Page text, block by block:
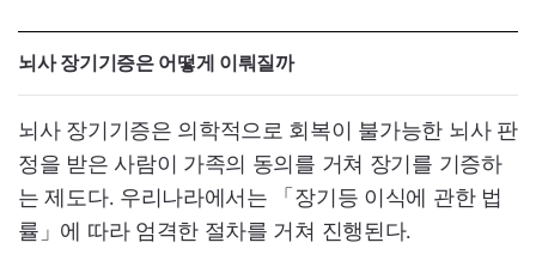
뇌사 장기기증은 어떻게 이뤄질까
뇌사 장기기증은 의학적으로 회복이 불가능한 뇌사 판
정을 받은 사람이 가족의 동의를 거쳐 장기를 기증하
는 제도다. 우리나라에서는 「장기등 이식에 관한 법
률」에 따라 엄격한 절차를 거쳐 진행된다.